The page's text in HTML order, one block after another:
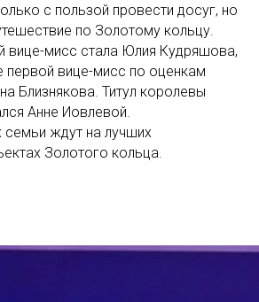
с пользой провести досуг, но
по Золотому кольцу.
вице-мисс стала Юлия Кудряшова,
первой вице-мисс по оценкам
Близнякова. Титул королевы
Анне Иовлевой.
семьи ждут на лучших
Золотого кольца.